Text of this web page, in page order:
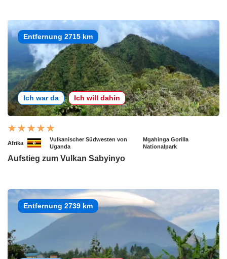
Entfernung 2715 km
Ich war da Ich will dahin
Afrika
Vulkanischer Südwesten von
Uganda
Mgahinga Gorilla
Nationalpark
Aufstieg zum Vulkan Sabyinyo
Entfernung 2739 km